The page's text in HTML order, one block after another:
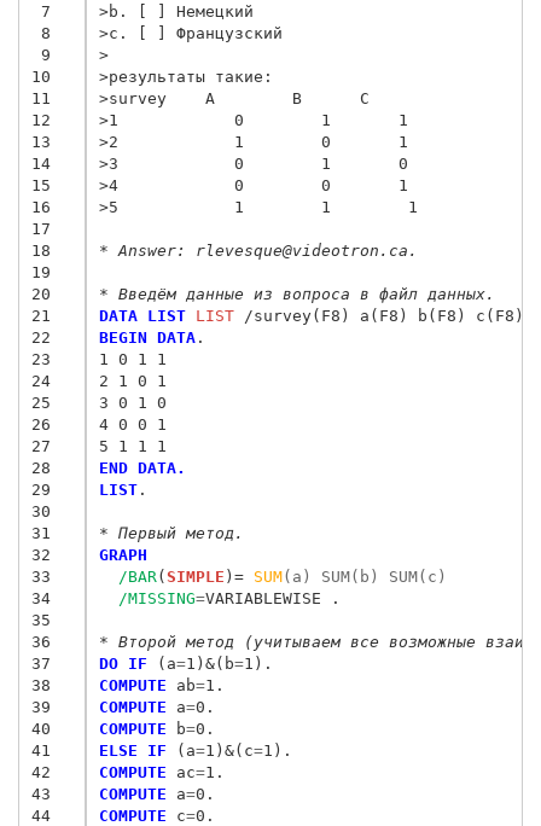
7
8
9
10
11
12
13
14
15
16
17
18
19
20
21
22
23
24
25
26
27
28
29
30
31
32
33
34
35
36
37
38
39
40
41
42
43
44
>b. [ ] Немецкий
>c. [ ] Французский
>
>результаты такие:
>survey    A        B      C
>1            0        1       1
>2            1        0       1
>3            0        1       0
>4            0        0       1
>5            1        1        1
* Answer: rlevesque@videotron.ca.
* Введём данные из вопроса в файл данных.
DATA LIST LIST
BEGIN DATA.
1 0 1 1
2 1 0 1
3 0 1 0
4 0 0 1
5 1 1 1
END DATA.
LIST.
* Первый метод.
GRAPH
/BAR(SIMPLE )= SUM(a) SUM(b) SUM(c)
/MISSING=VARIABLEWISE .
* Второй метод (учитываем все возможные
DO IF (a=1) &(b=
COMPUTE ab=
COMPUTE a=
COMPUTE b=
ELSE IF (a=1) &(c=
COMPUTE ac=
COMPUTE a=
COMPUTE c=